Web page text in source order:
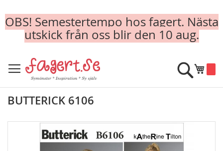
OBS! Semestertempo hos fagert. Nästa
utskick från oss blir den 10 aug.
to
Content
Min
Sök
BUTTERICK 6106